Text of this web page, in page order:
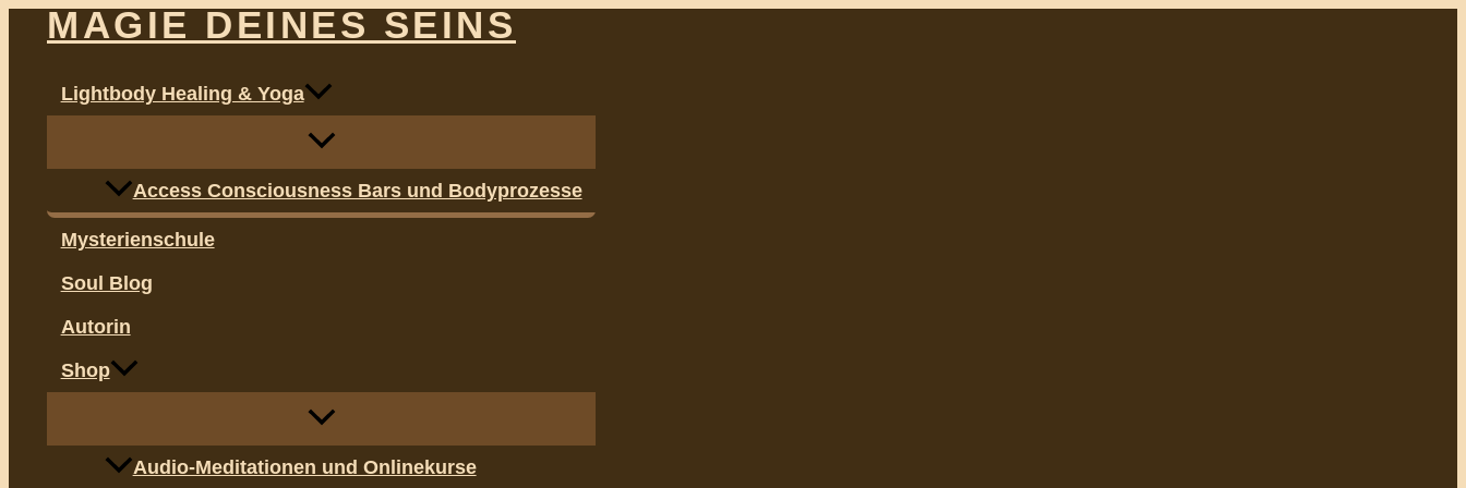
Zum
Inhalt
springen
MAGIE DEINES SEINS
Lightbody Healing & Yoga
Menü
umschalten
Access Consciousness Bars und Bodyprozesse
Mysterienschule
Soul Blog
Autorin
Shop
Menü
umschalten
Audio-Meditationen und Onlinekurse
Dieses
Produkt
mehrere
Die
werden